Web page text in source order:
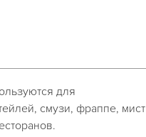
для
смузи, фраппе, мист